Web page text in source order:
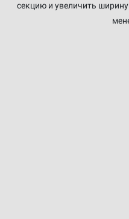
секцию и увеличить